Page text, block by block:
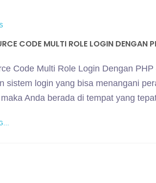
CODE MULTI ROLE LOGIN DENGAN
Code Multi Role Login Dengan
sistem login yang bisa menangani
Anda berada di tempat yang